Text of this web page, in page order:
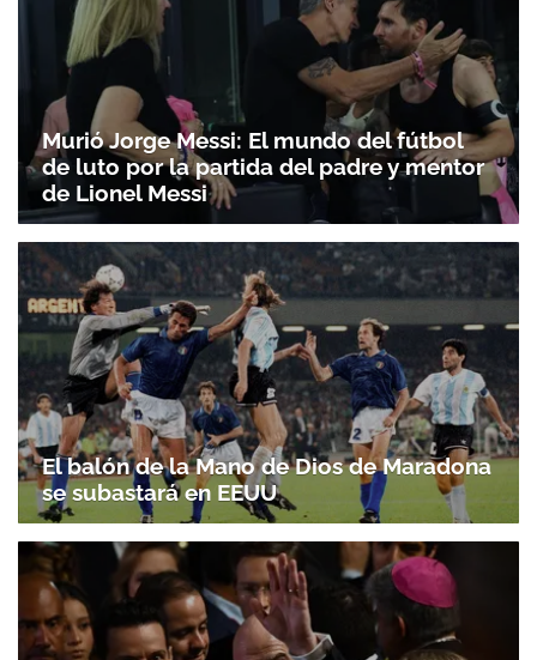
Murió Jorge Messi: El mundo del fútbol
de luto por la partida del padre y mentor
de Lionel Messi
El balón de la Mano de Dios de Maradona
se subastará en EEUU